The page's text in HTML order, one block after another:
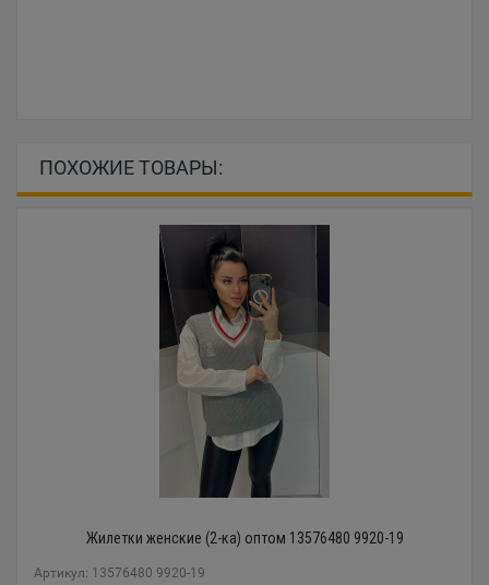
ПОХОЖИЕ ТОВАРЫ:
Жилетки женские (2-ка) оптом 13576480 9920-19
Артикул: 13576480 9920-19